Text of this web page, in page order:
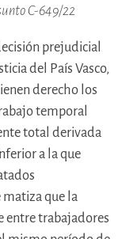
C-649/22
prejudicial
del País Vasco,
derecho los
temporal
total derivada
a la que
matiza que la
entre trabajadores